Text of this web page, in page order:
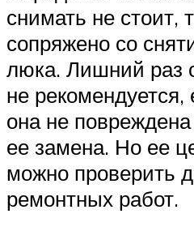
снимать не стоит,
сопряжено со
люка. Лишний раз
не рекомендуется,
она не
ее замена. Но ее
можно проверить
ремонтных работ.